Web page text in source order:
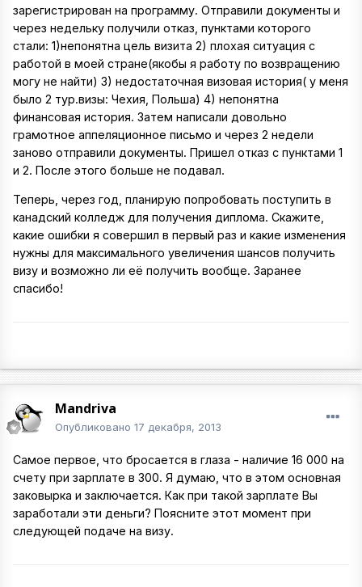
зарегистрирован на программу. Отправили документы и
через недельку получили отказ, пунктами которого
стали: 1)непонятна цель визита 2) плохая ситуация с
работой в моей стране(якобы я работу по возвращению
могу не найти) 3) недостаточная визовая история( у меня
было 2 тур.визы: Чехия, Польша) 4) непонятна
финансовая история. Затем написали довольно
грамотное аппеляционное письмо и через 2 недели
заново отправили документы. Пришел отказ с пунктами 1
и 2. После этого больше не подавал.
Теперь, через год, планирую попробовать поступить в
канадский колледж для получения диплома. Скажите,
какие ошибки я совершил в первый раз и какие изменения
нужны для максимального увеличения шансов получить
визу и возможно ли её получить вообще. Заранее
спасибо!
Mandriva
Опубликовано 17 декабря, 2013
Самое первое, что бросается в глаза - наличие 16 000 на
счету при зарплате в 300. Я думаю, что в этом основная
заковырка и заключается. Как при такой зарплате Вы
заработали эти деньги? Поясните этот момент при
следующей подаче на визу.